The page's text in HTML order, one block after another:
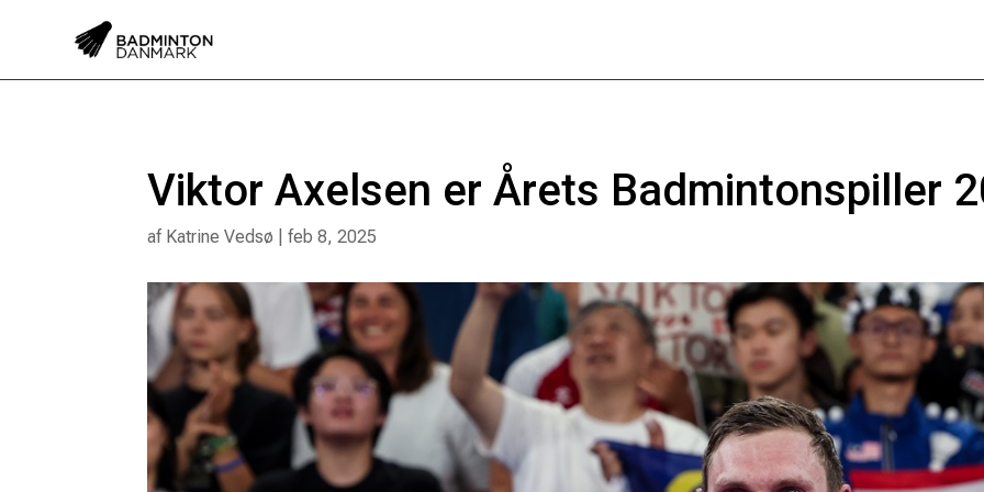
Viktor Axelsen er Årets Badmintonspiller
af Katrine Vedsø |feb 8, 2025